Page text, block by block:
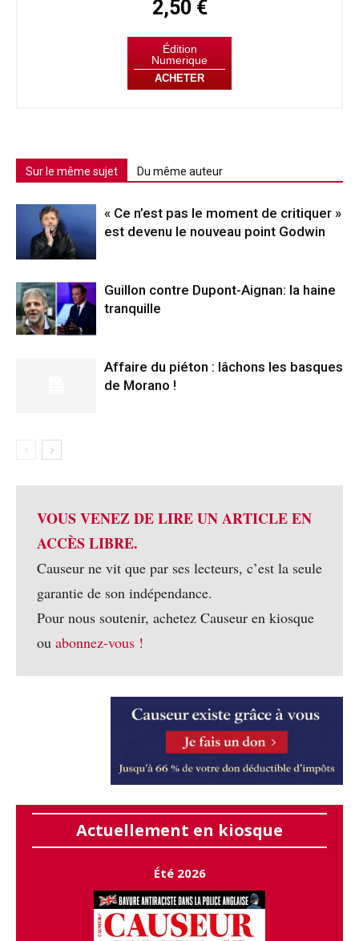
2,50 €
Édition
Numerique
ACHETER
Sur le même sujet Du même auteur
« Ce n’est pas le moment de critiquer »
est devenu le nouveau point Godwin
Guillon contre Dupont-Aignan: la haine
tranquille
Affaire du piéton : lâchons les basques
de Morano !
VOUS VENEZ DE LIRE UN ARTICLE EN
ACCÈS LIBRE.
Causeur ne vit que par ses lecteurs, c’est la seule
garantie de son indépendance.
Pour nous soutenir, achetez Causeur en kiosque
ou abonnez-vous !
Actuellement en kiosque
Été 2026